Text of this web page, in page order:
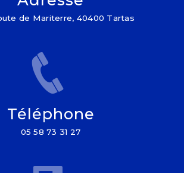
de Mariterre, 40400 Tartas
Téléphone
05 58 73 31 27